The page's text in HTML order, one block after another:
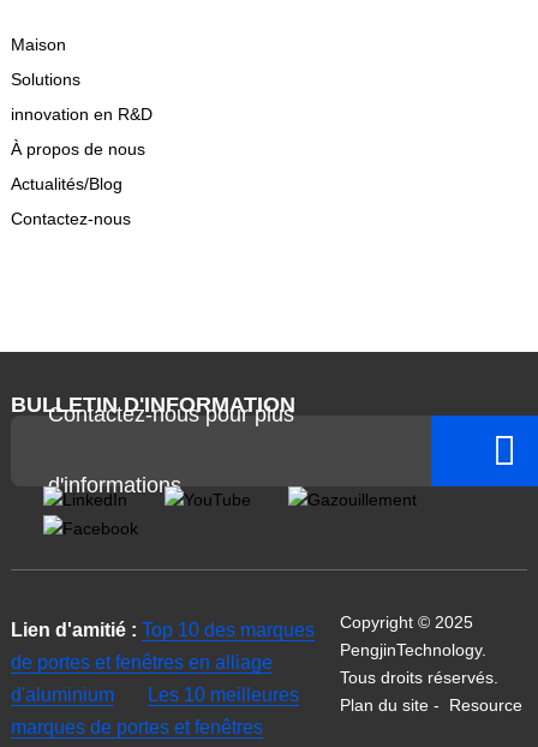
Maison
Solutions
innovation en R&D
À propos de nous
Actualités/Blog
Contactez-nous
BULLETIN D'INFORMATION
Contactez-nous pour plus
d'informations
Lien d'amitié : Top 10 des marques
de portes et fenêtres en alliage
d'aluminium
Les 10 meilleures
marques de portes et fenêtres
Copyright © 2025
PengjinTechnology.
Tous droits réservés.
Plan du site- Resource